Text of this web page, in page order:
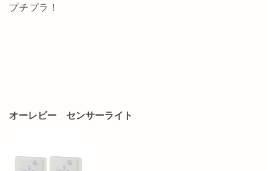
プチプラ！
オーレビー センサーライト